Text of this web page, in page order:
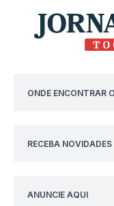
ONDE ENCONTRAR
RECEBA
ANUNCIE AQUI